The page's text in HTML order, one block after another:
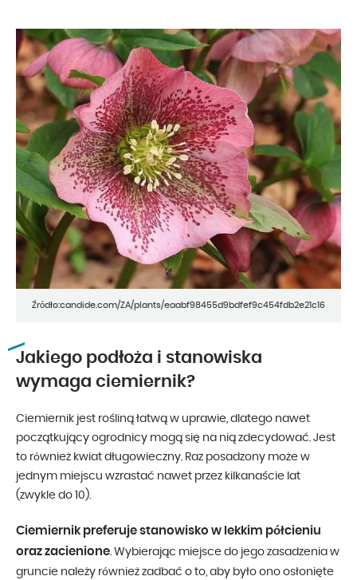
Źródło:candide.com/ZA/plants/eaabf98455d9bdfef9c454fdb2e21c16
Jakiego podłoża i stanowiska
wymaga ciemiernik?
Ciemiernik jest rośliną łatwą w uprawie, dlatego nawet
początkujący ogrodnicy mogą się na nią zdecydować. Jest
to również kwiat długowieczny. Raz posadzony może w
jednym miejscu wzrastać nawet przez kilkanaście lat
(zwykle do 10).
Ciemiernik preferuje stanowisko w lekkim półcieniu
oraz zacienione. Wybierając miejsce do jego zasadzenia w
gruncie należy również zadbać o to, aby było ono osłonięte